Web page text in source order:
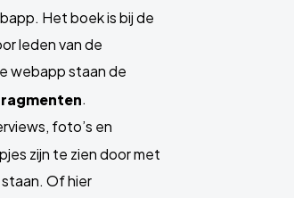
Het boek is bij de
leden van de
webapp staan de
.
foto’s en
zijn te zien door met
Of hier